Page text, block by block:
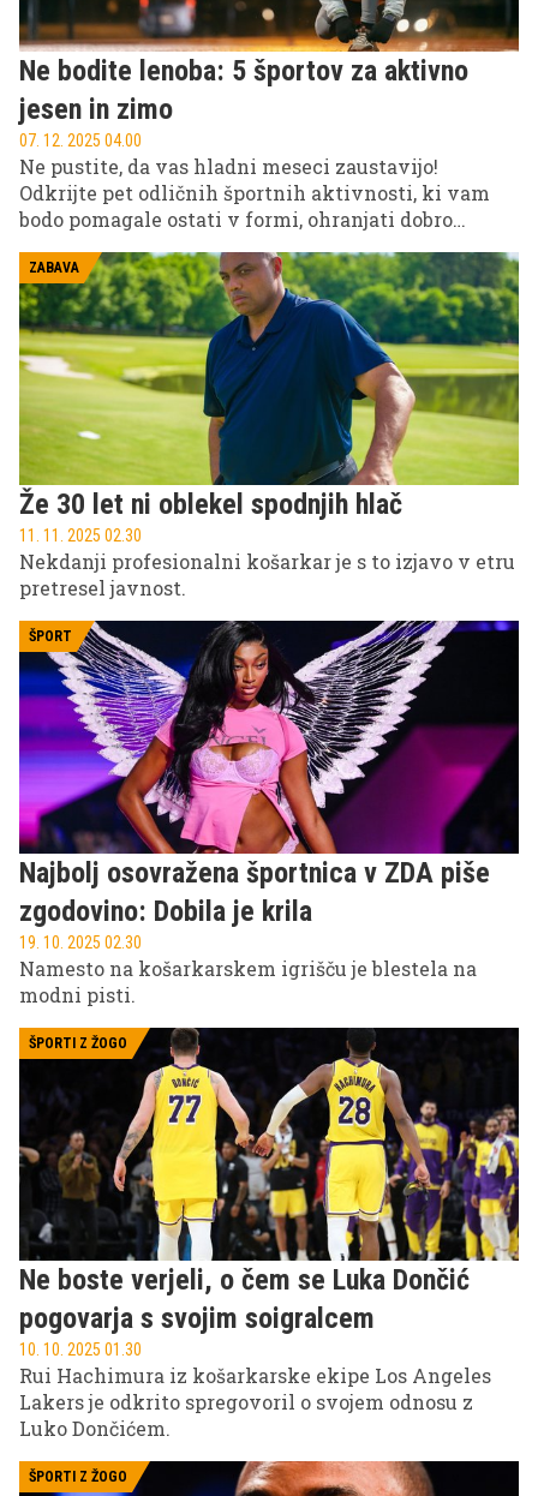
Ne bodite lenoba: 5 športov za aktivno
jesen in zimo
07. 12. 2025 04.00
Ne pustite, da vas hladni meseci zaustavijo!
Odkrijte pet odličnih športnih aktivnosti, ki vam
bodo pomagale ostati v formi, ohranjati dobro
ko motivacija upade. Poiščite svoje najljubše v vodi,
v naravi ali v telovadnici.
ZABAVA
Že 30 let ni oblekel spodnjih hlač
11. 11. 2025 02.30
Nekdanji profesionalni košarkar je s to izjavo v etru
pretresel javnost.
ŠPORT
Najbolj osovražena športnica v ZDA piše
zgodovino: Dobila je krila
19. 10. 2025 02.30
Namesto na košarkarskem igrišču je blestela na
modni pisti.
ŠPORTI Z ŽOGO
Ne boste verjeli, o čem se Luka Dončić
pogovarja s svojim soigralcem
10. 10. 2025 01.30
Rui Hachimura iz košarkarske ekipe Los Angeles
Lakers je odkrito spregovoril o svojem odnosu z
Luko Dončićem.
ŠPORTI Z ŽOGO